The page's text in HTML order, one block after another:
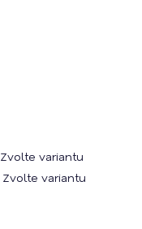
Zvolte variantu
Zvolte variantu